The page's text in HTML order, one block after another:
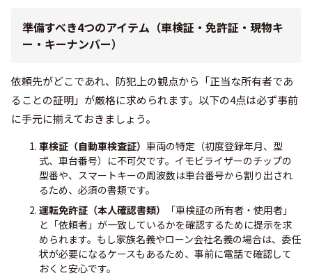
準備すべき4つのアイテム（車検証・免許証・現物キ
ー・キーナンバー）
依頼先がどこであれ、防犯上の観点から「正当な所有者であ
ることの証明」が厳格に求められます。以下の4点は必ず事前
に手元に揃えておきましょう。
車検証（自動車検査証） 車両の特定（初度登録年月、型
式、車台番号）に不可欠です。イモビライザーのチップの
型番や、スマートキーの周波数は車台番号から割り出され
るため、必須の書類です。
運転免許証（本人確認書類）
「車検証の所有者・使用者」
と「依頼者」が一致しているかを確認するために提示を求
められます。もし家族名義やローン会社名義の場合は、委任
状が必要になるケースもあるため、事前に電話で確認して
おくと安心です。